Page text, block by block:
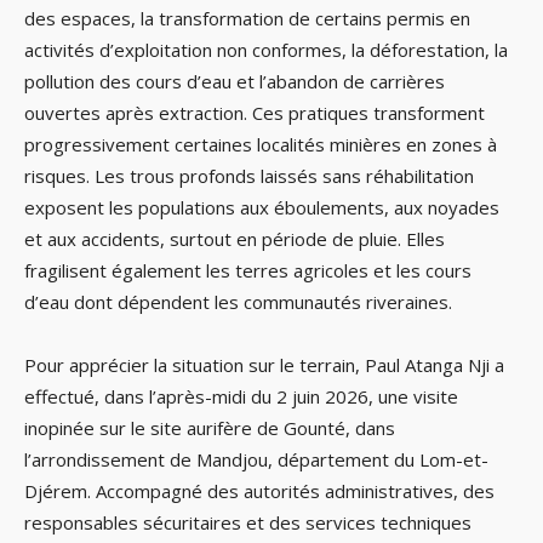
des espaces, la transformation de certains permis en
activités d’exploitation non conformes, la déforestation, la
pollution des cours d’eau et l’abandon de carrières
ouvertes après extraction. Ces pratiques transforment
progressivement certaines localités minières en zones à
risques. Les trous profonds laissés sans réhabilitation
exposent les populations aux éboulements, aux noyades
et aux accidents, surtout en période de pluie. Elles
fragilisent également les terres agricoles et les cours
d’eau dont dépendent les communautés riveraines.
Pour apprécier la situation sur le terrain, Paul Atanga Nji a
effectué, dans l’après-midi du 2 juin 2026, une visite
inopinée sur le site aurifère de Gounté, dans
l’arrondissement de Mandjou, département du Lom-et-
Djérem. Accompagné des autorités administratives, des
responsables sécuritaires et des services techniques